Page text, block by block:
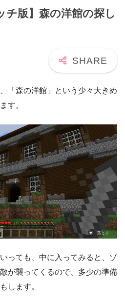
チ版】森の洋館の探し
「森の洋館」という少々大きめ
す。
っても、中に入ってみると、ゾ
が襲ってくるので、多少の準備
します。